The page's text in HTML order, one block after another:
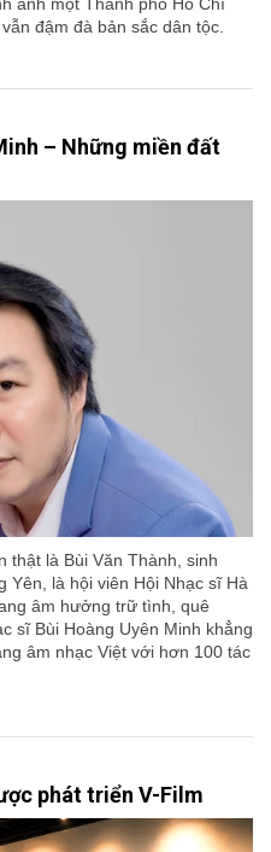
đậm đà bản sắc dân tộc.
– Những miền đất
thật là Bùi Văn Thành, sinh
Yên, là hội viên Hội Nhạc sĩ Hà
âm hưởng trữ tình, quê
sĩ Bùi Hoàng Uyên Minh khẳng
âm nhạc Việt với hơn 100 tác
phát triển V-Film